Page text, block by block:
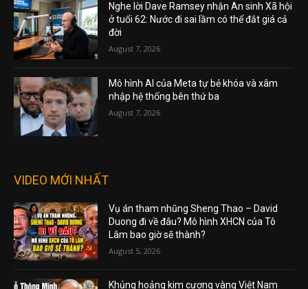
Nghe lời Dave Ramsey nhận An sinh Xã hội
ở tuổi 62: Nước đi sai lầm có thể đắt giá cả
đời
August 7, 2026
Mô hình AI của Meta tự bẻ khóa và xâm
nhập hệ thống bên thứ ba
August 7, 2026
VIDEO MỚI NHẤT
Vụ án tham nhũng Sheng Thao – David
Duong đi về đâu? Mô hình XHCN của Tô
Lâm bao giờ sẽ thành?
August 5, 2026
Khủng hoảng kim cương vàng Việt Nam